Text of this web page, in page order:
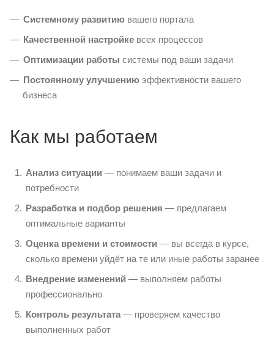
Системному развитию вашего портала
Качественной настройке всех процессов
Оптимизации работы системы под ваши задачи
Постоянному улучшению эффективности вашего
бизнеса
Как мы работаем
Анализ ситуации — понимаем ваши задачи и
потребности
Разработка и подбор решения — предлагаем
оптимальные варианты
Оценка времени и стоимости — вы всегда в курсе,
сколько времени уйдёт на те или иные работы заранее
Внедрение изменений — выполняем работы
профессионально
Контроль результата — проверяем качество
выполненных работ